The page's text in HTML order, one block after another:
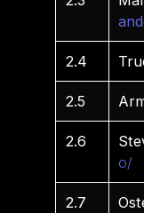
2.4
2.5
2.6
o/
2.7